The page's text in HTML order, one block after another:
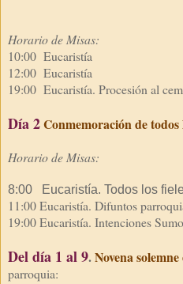
Horario de Misas:
10:00 Eucaristía
12:00 Eucaristía
19:00 Eucaristía. Procesión al
Día 2Conmemoración de
Horario de Misas:
8:00 Eucaristía. Todos los
11:00 Eucaristía. Difuntos
19:00 Eucaristía. Intenciones
Del día 1 al 9.Novena
parroquia: